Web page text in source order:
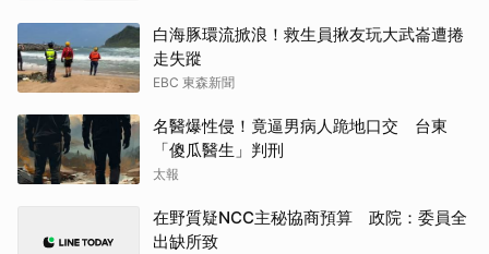
白海豚環流掀浪！救生員揪友玩大武崙遭捲
走失蹤
EBC 東森新聞
名醫爆性侵！竟逼男病人跪地口交 台東
「傻瓜醫生」判刑
太報
在野質疑NCC主秘協商預算 政院：委員全
出缺所致